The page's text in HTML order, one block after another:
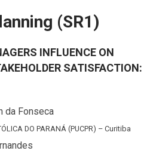
(SR1)
INFLUENCE ON
SATISFACTION:
da Fonseca
DO PARANÁ (PUCPR) – Curitiba